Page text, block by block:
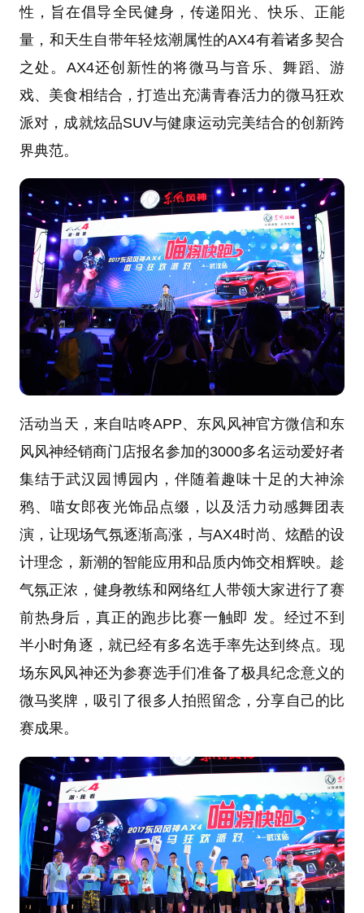
性，旨在倡导全民健身，传递阳光、快乐、正能
量，和天生自带年轻炫潮属性的AX4有着诸多契合
之处。AX4还创新性的将微马与音乐、舞蹈、游
戏、美食相结合，打造出充满青春活力的微马狂欢
派对，成就炫品SUV与健康运动完美结合的创新跨
界典范。
活动当天，来自咕咚APP、东风风神官方微信和东
风风神经销商门店报名参加的3000多名运动爱好者
集结于武汉园博园内，伴随着趣味十足的大神涂
鸦、喵女郎夜光饰品点缀，以及活力动感舞团表
演，让现场气氛逐渐高涨，与AX4时尚、炫酷的设
计理念，新潮的智能应用和品质内饰交相辉映。趁
气氛正浓，健身教练和网络红人带领大家进行了赛
前热身后，真正的跑步比赛一触即 发。经过不到
半小时角逐，就已经有多名选手率先达到终点。现
场东风风神还为参赛选手们准备了极具纪念意义的
微马奖牌，吸引了很多人拍照留念，分享自己的比
赛成果。